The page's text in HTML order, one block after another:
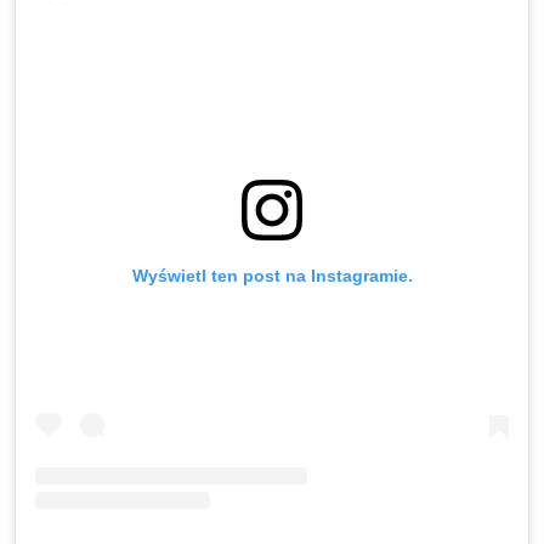
Wyświetl ten post na Instagramie.